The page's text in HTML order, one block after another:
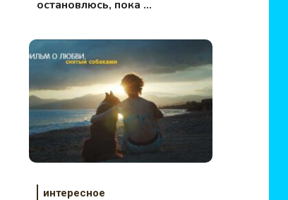
остановлюсь, пока не
интересное